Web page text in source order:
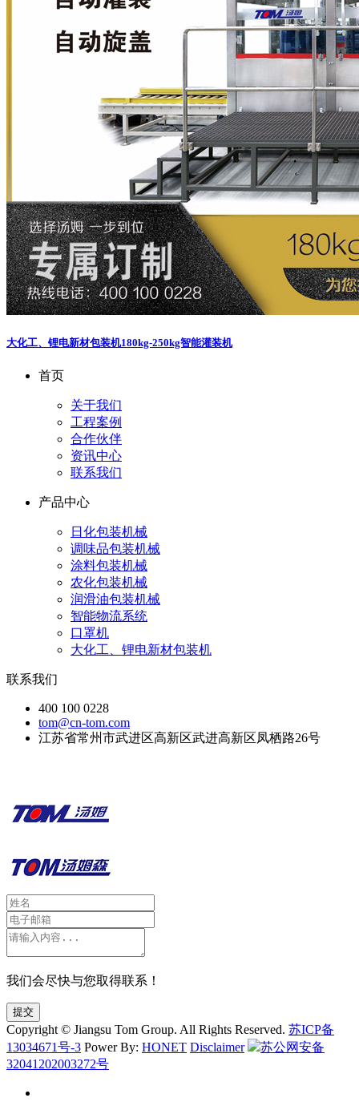
大化工、锂电新材包装机180kg-250kg智能灌装机
首页
关于我们
工程案例
合作伙伴
资讯中心
联系我们
产品中心
日化包装机械
调味品包装机械
涂料包装机械
农化包装机械
润滑油包装机械
智能物流系统
口罩机
大化工、锂电新材包装机
联系我们
400 100 0228
tom@cn-tom.com
江苏省常州市武进区高新区武进高新区凤栖路26号
我们会尽快与您取得联系！
提交
Copyright © Jiangsu Tom Group. All Rights Reserved. 苏ICP备
13034671号-3 Power By: HONET Disclaimer
苏公网安备
32041202003272号